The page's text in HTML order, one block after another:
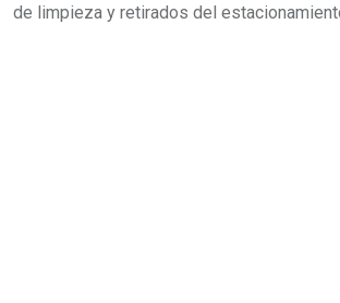
de limpieza y retirados del